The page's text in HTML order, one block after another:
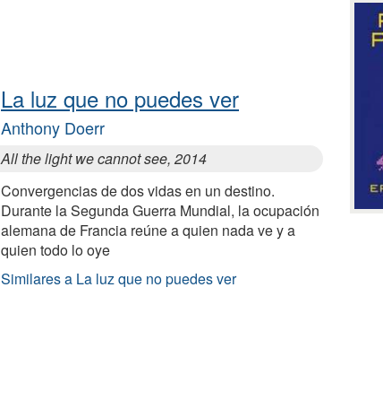
La luz que no puedes ver
Anthony Doerr
All the light we cannot see, 2014
Convergencias de dos vidas en un destino.
Durante la Segunda Guerra Mundial, la ocupación
alemana de Francia reúne a quien nada ve y a
quien todo lo oye
Similares a La luz que no puedes ver